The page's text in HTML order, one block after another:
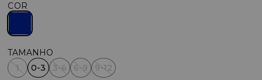
COR
1 0-3 3-6 6-9 9-12